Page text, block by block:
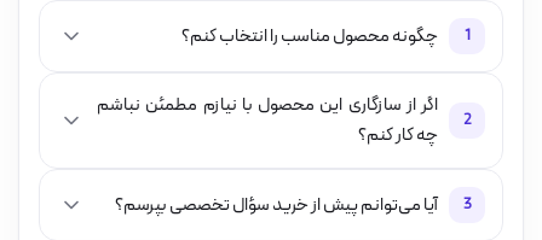
1 چگونه محصول مناسب را انتخاب کنم؟
2
اگر از سازگاری این محصول با نیازم مطمئن نباشم
چه کار کنم؟
3 آیا می‌توانم پیش از خرید سؤال تخصصی بپرسم؟